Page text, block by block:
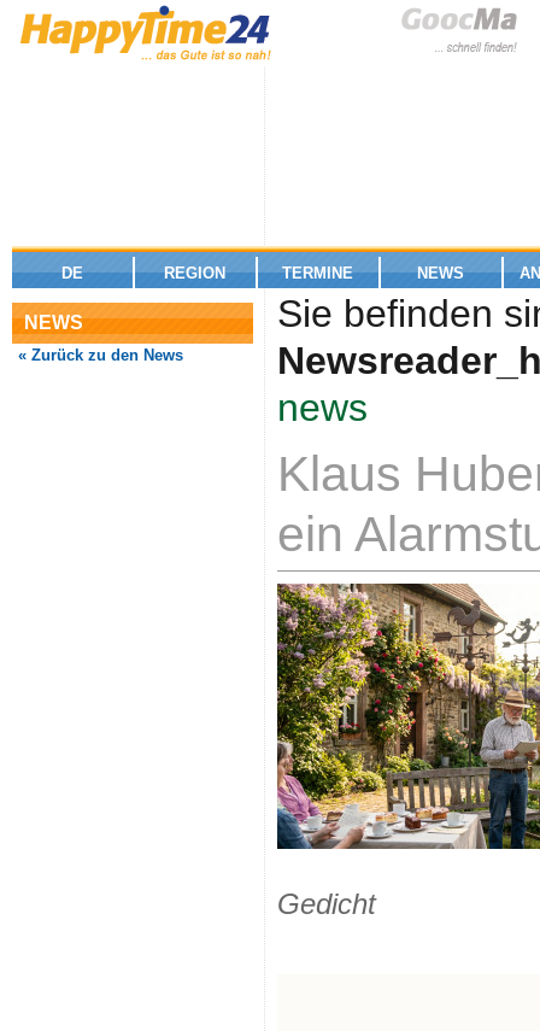
DE REGION TERMINE NEWS
NEWS
« Zurück zu den News
Sie befinden
news
Klaus
ein
Gedicht